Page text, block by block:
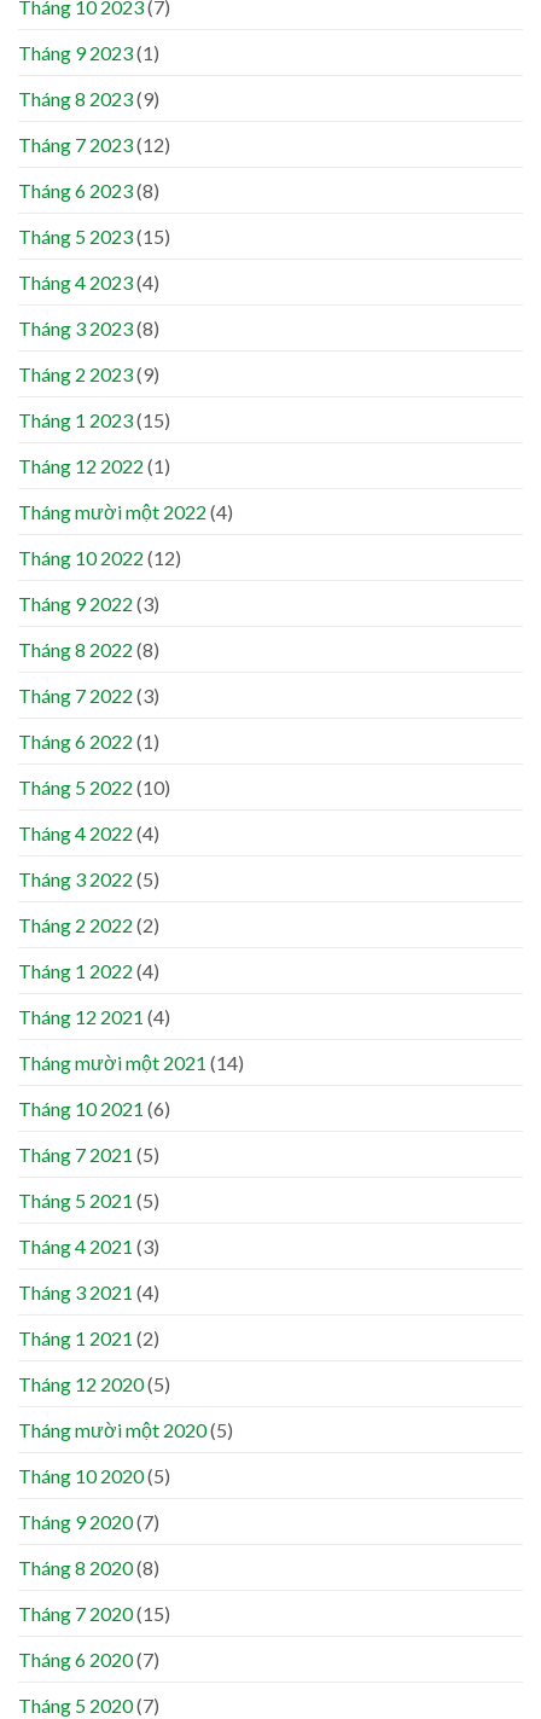
Tháng 10 2023(7)
Tháng 9 2023(1)
Tháng 8 2023(9)
Tháng 7 2023(12)
Tháng 6 2023(8)
Tháng 5 2023(15)
Tháng 4 2023(4)
Tháng 3 2023(8)
Tháng 2 2023(9)
Tháng 1 2023(15)
Tháng 12 2022 (1)
Tháng mười một 2022 (4)
Tháng 10 2022 (12)
Tháng 9 2022 (3)
Tháng 8 2022 (8)
Tháng 7 2022 (3)
Tháng 6 2022 (1)
Tháng 5 2022 (10)
Tháng 4 2022 (4)
Tháng 3 2022 (5)
Tháng 2 2022 (2)
Tháng 1 2022 (4)
Tháng 12 2021 (4)
Tháng mười một 2021 (14)
Tháng 10 2021 (6)
Tháng 7 2021 (5)
Tháng 5 2021 (5)
Tháng 4 2021 (3)
Tháng 3 2021 (4)
Tháng 1 2021 (2)
Tháng 12 2020(5)
Tháng mười một 2020(5)
Tháng 10 2020(5)
Tháng 9 2020(7)
Tháng 8 2020(8)
Tháng 7 2020(15)
Tháng 6 2020(7)
Tháng 5 2020(7)